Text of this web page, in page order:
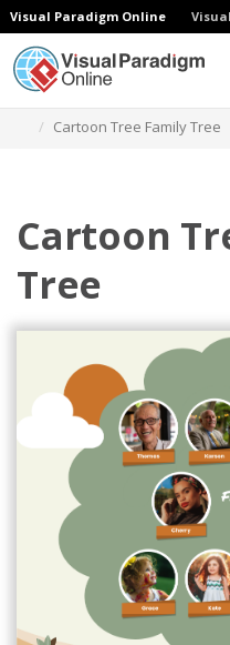
Visual Paradigm Online
Cartoon Tree Family Tree
Cartoon
Tree